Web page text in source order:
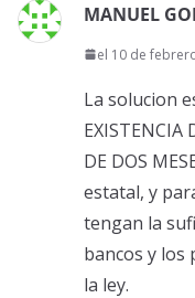
MANUEL
el 10 de
La solucion
EXISTENCIA
DE DOS
estatal, y
tengan la
bancos y
la ley.